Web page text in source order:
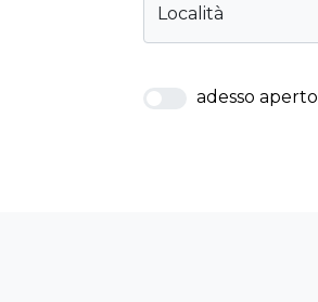
Località
adesso aperto